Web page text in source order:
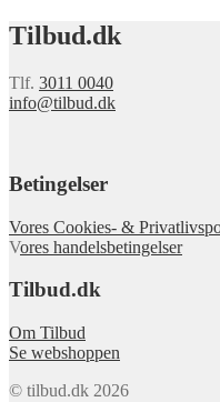
Tilbud.dk
Tlf. 3011 0040
info@tilbud.dk
Betingelser
Vores Cookies- &
Vores handelsbetingelser
Tilbud.dk
Om Tilbud
Se webshoppen
© tilbud.dk 2026